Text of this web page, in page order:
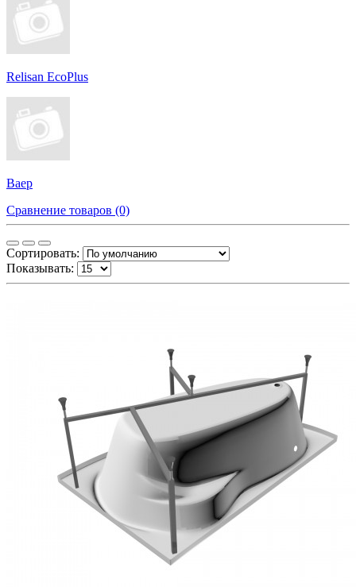
Relisan EcoPlus
Ваер
Сравнение товаров (0)
Сортировать:
Показывать: